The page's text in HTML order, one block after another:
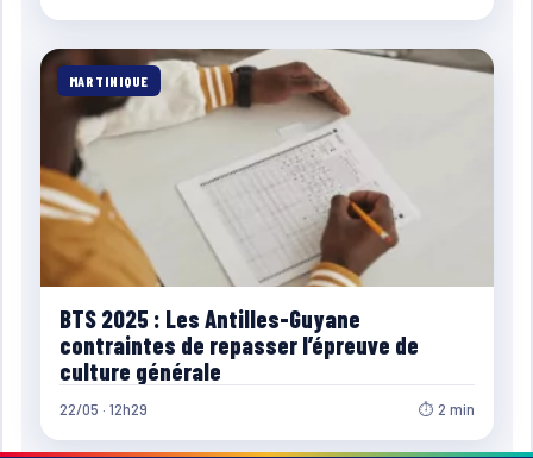
MARTINIQUE
BTS 2025 : Les Antilles-Guyane
contraintes de repasser l’épreuve de
culture générale
22/05 · 12h29 ⏱ 2 min